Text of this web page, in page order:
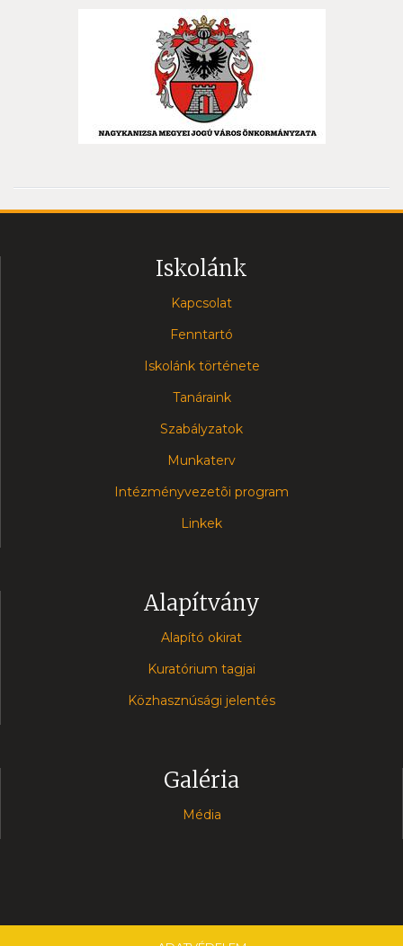
Iskolánk
Kapcsolat
Fenntartó
Iskolánk története
Tanáraink
Szabályzatok
Munkaterv
Intézményvezetõi program
Linkek
Alapítvány
Alapító okirat
Kuratórium tagjai
Közhasznúsági jelentés
Galéria
Média